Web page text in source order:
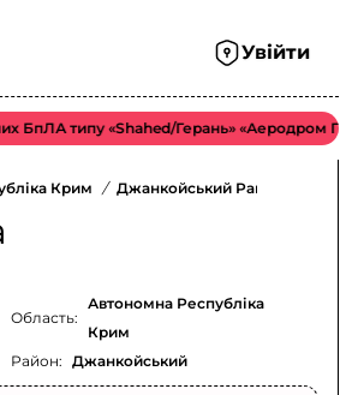
Увійти
типу «Shahed/Герань» «Аеродром
Крим / Джанкойський Район
Область:
Автономна Республіка
Крим
Район: Джанкойський